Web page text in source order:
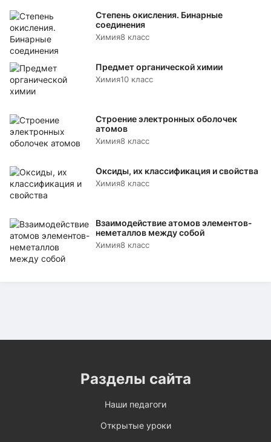
Степень окисления. Бинарные
соединения
Химия8 класс
Предмет органической химии
Химия10 класс
Строение электронных оболочек
атомов
Химия8 класс
Оксиды, их классификация и свойства
Химия8 класс
Взаимодействие атомов элементов-
неметаллов между собой
Химия8 класс
Разделы сайта
Наши педагоги
Открытые уроки